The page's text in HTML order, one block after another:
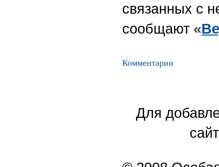
связанных с
сообщают «
Комментарии
Для